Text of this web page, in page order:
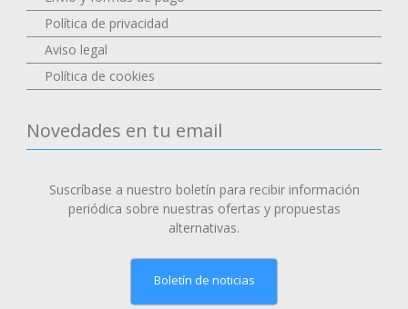
Política de privacidad
Aviso legal
Política de cookies
Novedades en tu email
Suscríbase a nuestro boletín para recibir información
periódica sobre nuestras ofertas y propuestas
alternativas.
Boletín de noticias